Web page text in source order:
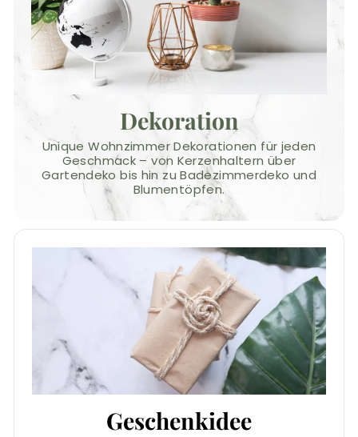
Dekoration
Unique Wohnzimmer Dekorationen für jeden
Geschmack – von Kerzenhaltern über
Gartendeko bis hin zu Badezimmerdeko und
Blumentöpfen.
Geschenkidee